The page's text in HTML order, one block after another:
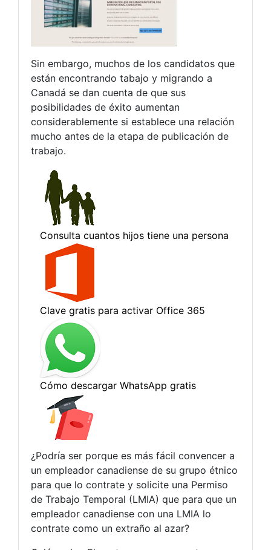
Sin embargo, muchos de los candidatos que
están encontrando tabajo y migrando a
Canadá se dan cuenta de que sus
posibilidades de éxito aumentan
considerablemente si establece una relación
mucho antes de la etapa de publicación de
trabajo.
¿Podría ser porque es más fácil convencer a
un empleador canadiense de su grupo étnico
para que lo contrate y solicite una Permiso
de Trabajo Temporal (LMIA) que para que un
empleador canadiense con una LMIA lo
contrate como un extraño al azar?